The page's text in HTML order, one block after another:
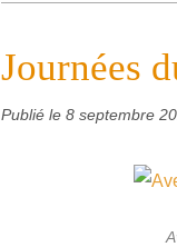
Journées
Publié le 8 septembre